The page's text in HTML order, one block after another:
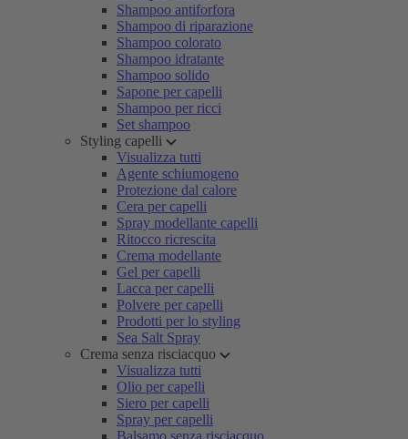
Shampoo antiforfora
Shampoo di riparazione
Shampoo colorato
Shampoo idratante
Shampoo solido
Sapone per capelli
Shampoo per ricci
Set shampoo
Styling capelli
Visualizza tutti
Agente schiumogeno
Protezione dal calore
Cera per capelli
Spray modellante capelli
Ritocco ricrescita
Crema modellante
Gel per capelli
Lacca per capelli
Polvere per capelli
Prodotti per lo styling
Sea Salt Spray
Crema senza risciacquo
Visualizza tutti
Olio per capelli
Siero per capelli
Spray per capelli
Balsamo senza risciacquo